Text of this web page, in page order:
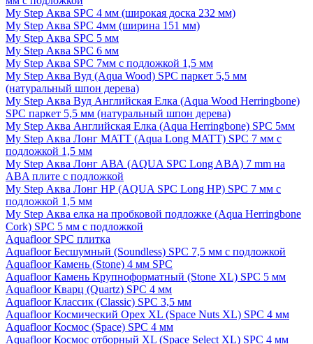
My Step Аква SPC 4 мм (широкая доска 232 мм)
My Step Аква SPC 4мм (ширина 151 мм)
My Step Аква SPC 5 мм
My Step Аква SPC 6 мм
My Step Аква SPC 7мм c подложкой 1,5 мм
My Step Аква Вуд (Aqua Wood) SPC паркет 5,5 мм
(натуральный шпон дерева)
My Step Аква Вуд Английская Елка (Aqua Wood Herringbone)
SPC паркет 5,5 мм (натуральный шпон дерева)
My Step Аква Английская Елка (Aqua Herringbone) SPC 5мм
My Step Аква Лонг MATT (Aqua Long MATT) SPC 7 мм с
подложкой 1,5 мм
My Step Аква Лонг АВА (AQUA SPC Long ABA) 7 mm на
ABA плите с подложкой
My Step Аква Лонг НР (AQUA SPC Long HP) SPC 7 мм с
подложкой 1,5 мм
My Step Аква елка на пробковой подложке (Aqua Herringbone
Cork) SPC 5 мм с подложкой
Aquafloor SPC плитка
Aquafloor Бесшумный (Soundless) SPC 7,5 мм с подложкой
Aquafloor Камень (Stone) 4 мм SPC
Aquafloor Камень Крупноформатный (Stone XL) SPC 5 мм
Aquafloor Кварц (Quartz) SPC 4 мм
Aquafloor Классик (Classic) SPC 3,5 мм
Aquafloor Космический Орех XL (Space Nuts XL) SPC 4 мм
Aquafloor Космос (Space) SPC 4 мм
Aquafloor Космос отборный XL (Space Select XL) SPC 4 мм